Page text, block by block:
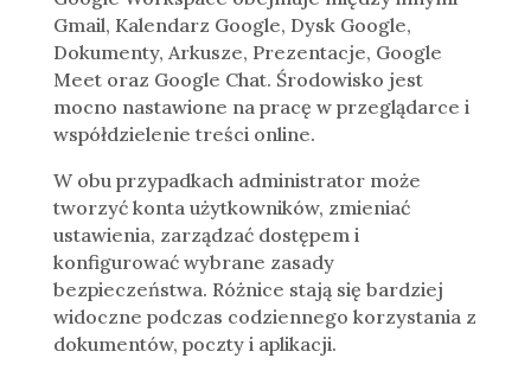
Gmail, Kalendarz Google, Dysk Google,
Dokumenty, Arkusze, Prezentacje, Google
Meet oraz Google Chat. Środowisko jest
mocno nastawione na pracę w przeglądarce i
współdzielenie treści online.
W obu przypadkach administrator może
tworzyć konta użytkowników, zmieniać
ustawienia, zarządzać dostępem i
konfigurować wybrane zasady
bezpieczeństwa. Różnice stają się bardziej
widoczne podczas codziennego korzystania z
dokumentów, poczty i aplikacji.